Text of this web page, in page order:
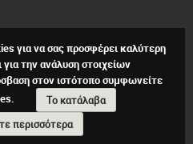
για να σας προσφέρει καλύτερη
την ανάλυση στοιχείων
στον ιστότοπο συμφωνείτε
Το κατάλαβα
περισσότερα